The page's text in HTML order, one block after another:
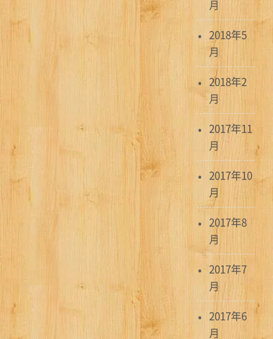
月
2018年5
月
2018年2
月
2017年11
月
2017年10
月
2017年8
月
2017年7
月
2017年6
月